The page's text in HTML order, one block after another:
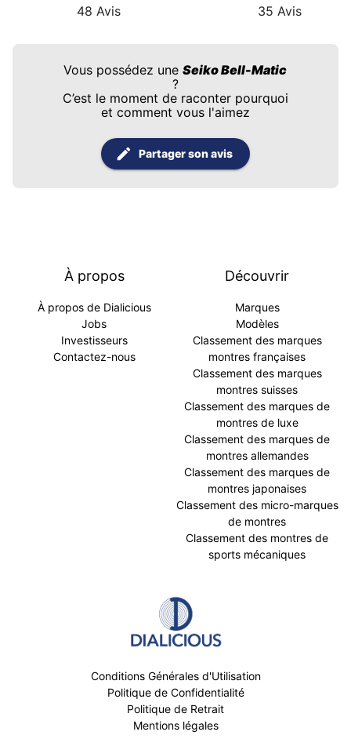
48 Avis
35 Avis
Vous possédez uneSeiko Bell-Matic
?
C’est le moment de raconter pourquoi
et comment vous l'aimez
Partager son avis
À propos
À propos de Dialicious
Jobs
Investisseurs
Contactez-nous
Découvrir
Marques
Modèles
Classement des marques
montres françaises
Classement des marques
montres suisses
Classement des marques de
montres de luxe
Classement des marques de
montres allemandes
Classement des marques de
montres japonaises
Classement des micro-marques
de montres
Classement des montres de
sports mécaniques
Conditions Générales d'Utilisation
Politique de Confidentialité
Politique de Retrait
Mentions légales